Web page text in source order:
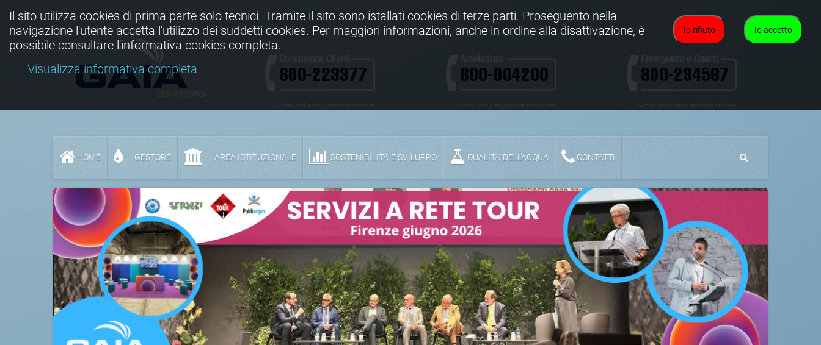
Numeri verdi gratuiti anche da cellulare
HOME GESTORE AREA ISTITUZIONALE SOSTENIBILITA' E SVILUPPO QUALITA’ DELL’ACQUA CONTATTI
Io accetto
Io rifiuto
Il sito utilizza cookies di prima parte solo tecnici. Tramite il sito sono istallati cookies di terze parti. Proseguento nella
navigazione l'utente accetta l'utilizzo dei suddetti cookies. Per maggiori informazioni, anche in ordine alla disattivazione, è
possibile consultare l'informativa cookies completa.
Visualizza informativa completa.